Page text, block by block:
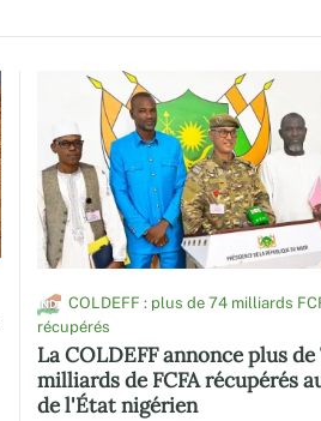
La COLDEFF annonce plus de
milliards de FCFA récupérés
de l'État nigérien
ND
COLDEFF : plus de 74 milliards
récupérés